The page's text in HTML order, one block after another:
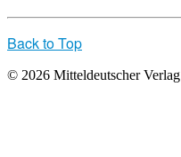
Back to Top
© 2026 Mitteldeutscher Verlag